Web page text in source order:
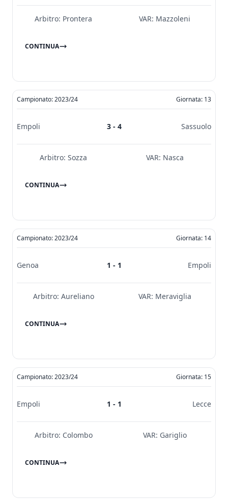
Arbitro: Prontera VAR: Mazzoleni
CONTINUA
Campionato: 2023/24 Giornata: 13
Empoli 3 - 4 Sassuolo
Arbitro: Sozza VAR: Nasca
CONTINUA
Campionato: 2023/24 Giornata: 14
Genoa 1 - 1 Empoli
Arbitro: Aureliano VAR: Meraviglia
CONTINUA
Campionato: 2023/24 Giornata: 15
Empoli 1 - 1 Lecce
Arbitro: Colombo VAR: Gariglio
CONTINUA